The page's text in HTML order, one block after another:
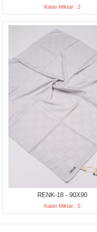
Kalan Miktar : 2
RENK-18 - 90X90
Kalan Miktar : 5